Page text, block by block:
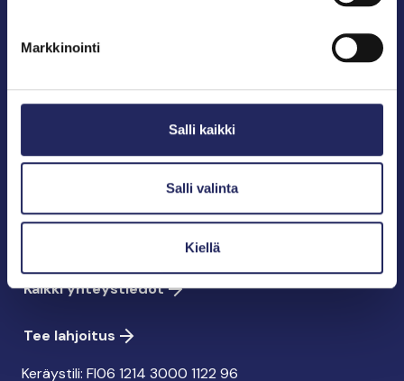
Markkinointi
Salli kaikki
Salli valinta
Kiellä
John Nurmisen Säätiö on Itämeren suojelija, meren
merikirjallisuuden kustantaja.
John Nurmisen Säätiö sr.
00240 Helsinki
info@jnfoundation.fi
Kaikki yhteystiedot
Tee lahjoitus
Keräystili: FI06 1214 3000 1122 96